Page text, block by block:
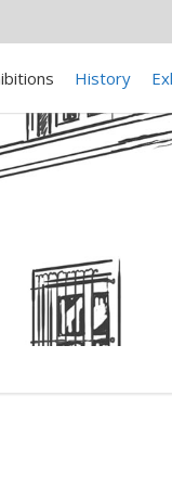
History